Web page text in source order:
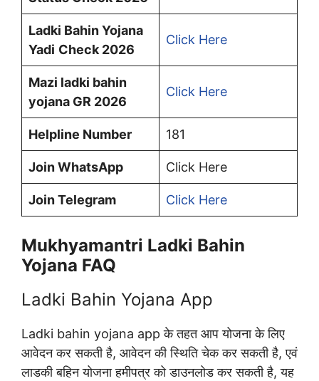
Ladki Bahin Yojana
Yadi Check 2026
Click Here
Mazi ladki bahin
yojana GR 2026
Click Here
Helpline Number 181
Join WhatsApp Click Here
Join Telegram Click Here
Mukhyamantri Ladki Bahin
Yojana FAQ
Ladki Bahin Yojana App
Ladki bahin yojana app के तहत आप योजना के लिए
आवेदन कर सकती है, आवेदन की स्थिति चेक कर सकती है, एवं
लाडकी बहिन योजना हमीपत्र को डाउनलोड कर सकती है, यह